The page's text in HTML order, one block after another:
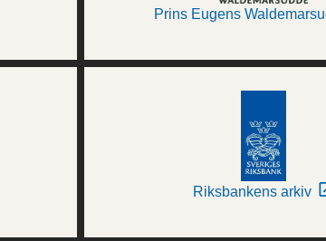
Prins Eugens
Riksbankens arkiv